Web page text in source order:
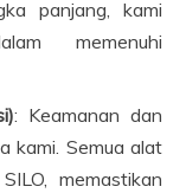
panjang, kami
memenuhi
: Keamanan dan
kami. Semua alat
memastikan